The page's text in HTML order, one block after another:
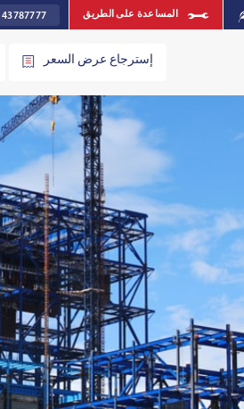
المساعدة على الطريق
إسترجاع عرض السعر